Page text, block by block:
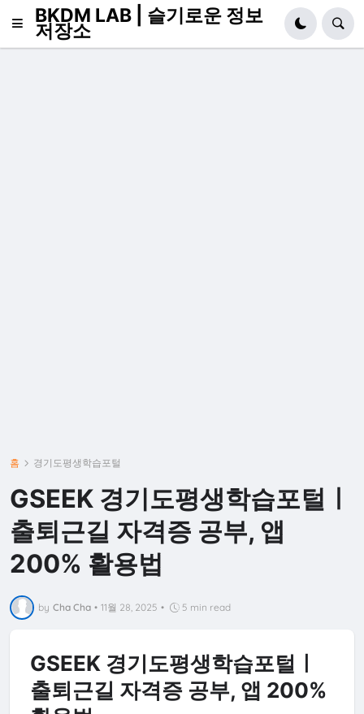
BKDM LAB | 슬기로운 정보
저장소
홈 경기도평생학습포털
GSEEK 경기도평생학습포털ㅣ
출퇴근길 자격증 공부, 앱
200% 활용법
by Cha Cha • 11월 28, 2025 • 5 min read
GSEEK 경기도평생학습포털ㅣ
출퇴근길 자격증 공부, 앱 200%